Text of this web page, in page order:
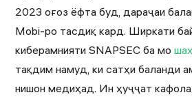
2023 оғоз ёфта буд, дараҷаи
Mobi-ро тасдиқ кард. Ширкати
киберамнияти SNAPSEC ба мо
тақдим намуд, ки сатҳи баланди
нишон медиҳад. Ин ҳуҷҷат